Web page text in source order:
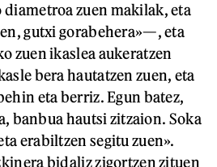
zuen makilak, eta
gutxi gorabehera»—, eta
zuen ikaslea aukeratzen
bera hautatzen zuen, eta
eta berriz. Egun batez,
banbua hautsi zitzaion. Soka
erabiltzen segitu zuen».
bidaliz zigortzen zituen